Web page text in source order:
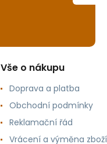
Vše o nákupu
Doprava a platba
Obchodní podmínky
Reklamační řád
Vrácení a výměna zboží